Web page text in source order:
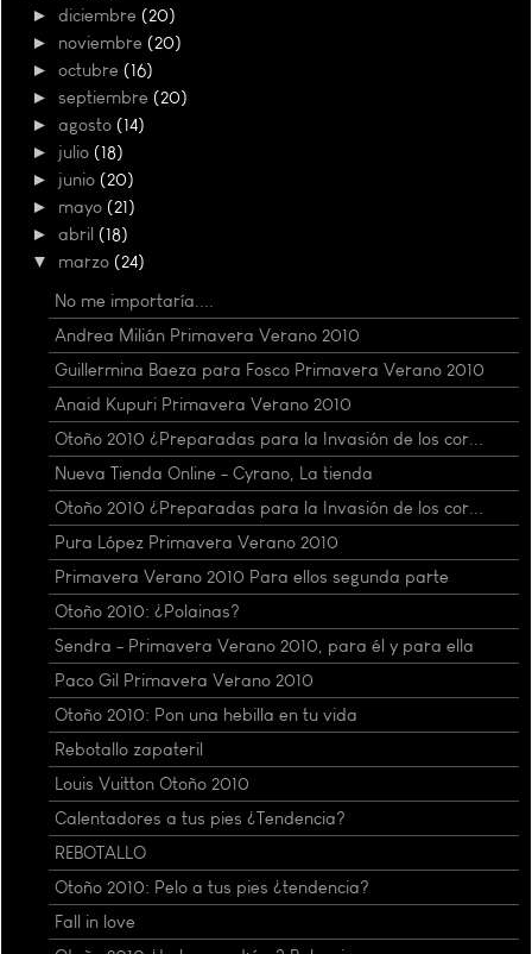
► diciembre (20)
► noviembre (20)
► octubre (16)
► septiembre (20)
► agosto (14)
► julio (18)
► junio (20)
► mayo (21)
► abril (18)
▼ marzo (24)
No me importaría....
Andrea Milián Primavera Verano 2010
Guillermina Baeza para Fosco Primavera Verano 2010
Anaid Kupuri Primavera Verano 2010
Otoño 2010 ¿Preparadas para la Invasión de los cor...
Nueva Tienda Online - Cyrano, La tienda
Otoño 2010 ¿Preparadas para la Invasión de los cor...
Pura López Primavera Verano 2010
Primavera Verano 2010 Para ellos segunda parte
Otoño 2010: ¿Polainas?
Sendra - Primavera Verano 2010, para él y para ella
Paco Gil Primavera Verano 2010
Otoño 2010: Pon una hebilla en tu vida
Rebotallo zapateril
Louis Vuitton Otoño 2010
Calentadores a tus pies ¿Tendencia?
REBOTALLO
Otoño 2010: Pelo a tus pies ¿tendencia?
Fall in love